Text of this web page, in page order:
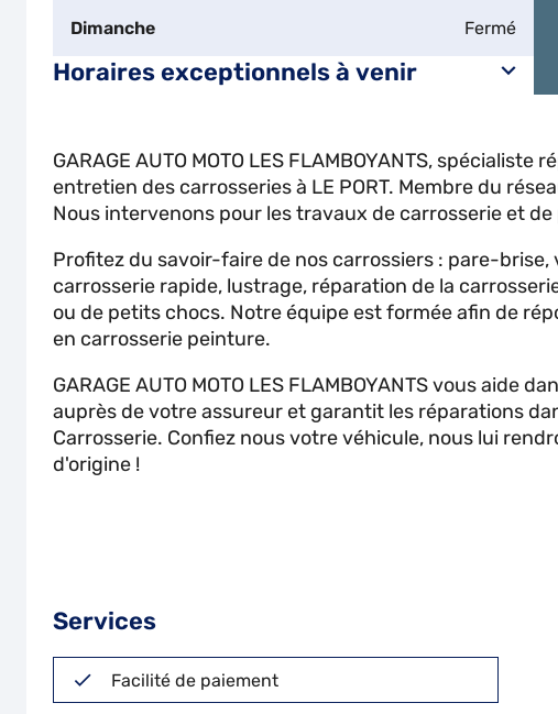
Dimanche Fermé
Horaires exceptionnels à venir
GARAGE AUTO MOTO LES FLAMBOYANTS, spécialiste
entretien des carrosseries à LE PORT. Membre du
Nous intervenons pour les travaux de carrosserie et
Profitez du savoir-faire de nos carrossiers : pare-brise,
carrosserie rapide, lustrage, réparation de la
ou de petits chocs. Notre équipe est formée afin de
en carrosserie peinture.
GARAGE AUTO MOTO LES FLAMBOYANTS vous aide
auprès de votre assureur et garantit les réparations
Carrosserie. Confiez nous votre véhicule, nous lui
d'origine !
Services
Facilité de paiement